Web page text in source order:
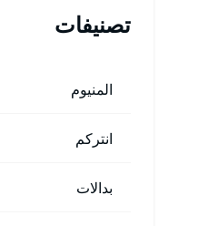
تصنيفات
المنيوم
انتركم
بدالات